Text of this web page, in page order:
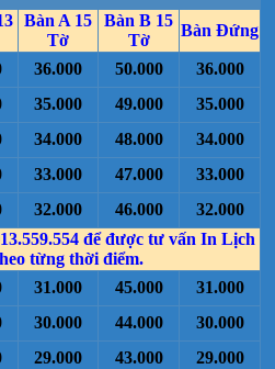
Bàn A 15
Tờ
Bàn B 15
Tờ
Bàn Đứng
36.000 50.000
36.000
35.000 49.000
35.000
34.000 48.000
34.000
33.000 47.000
33.000
32.000 46.000
32.000
để được tư vấn In Lịch
từng thời điểm.
31.000 45.000
31.000
30.000 44.000
30.000
29.000 43.000
29.000